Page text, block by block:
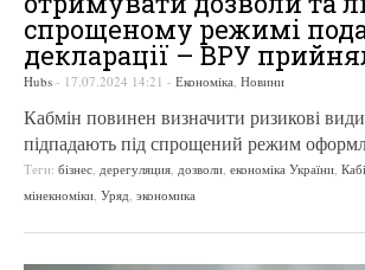
спрощеному режимі
декларації – ВРУ
Hubs - 17.07.2024 14:21 - Економіка Новини
Кабмін повинен визначити ризикові види
підпадають під спрощений режим
Теги: бізнес дерегуляция дозволи економіка України
мінекноміки Уряд экономика